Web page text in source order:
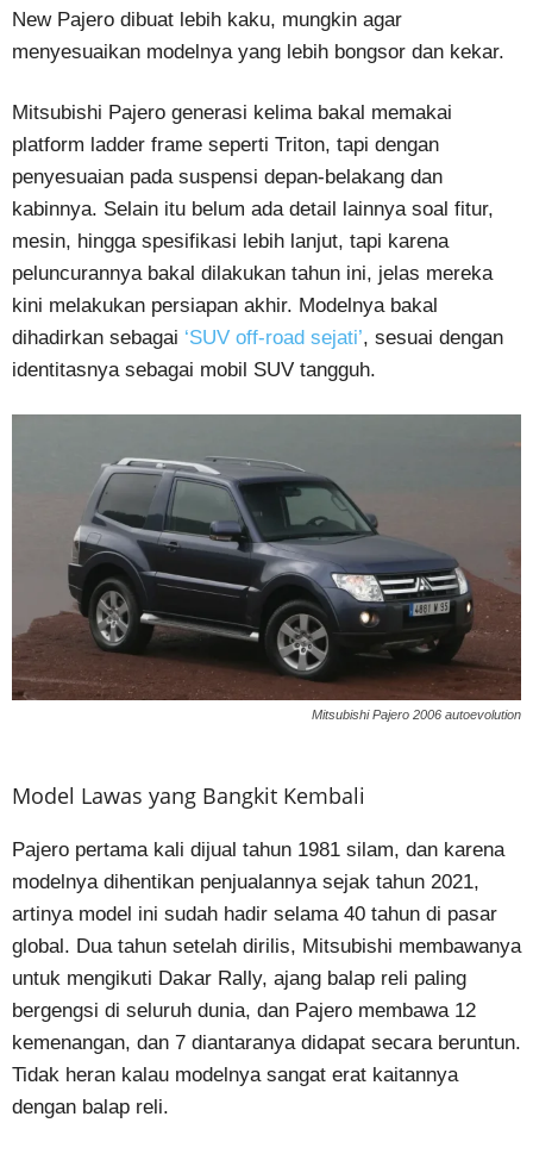
New Pajero dibuat lebih kaku, mungkin agar
menyesuaikan modelnya yang lebih bongsor dan kekar.
Mitsubishi Pajero generasi kelima bakal memakai
platform ladder frame seperti Triton, tapi dengan
penyesuaian pada suspensi depan-belakang dan
kabinnya. Selain itu belum ada detail lainnya soal fitur,
mesin, hingga spesifikasi lebih lanjut, tapi karena
peluncurannya bakal dilakukan tahun ini, jelas mereka
kini melakukan persiapan akhir. Modelnya bakal
dihadirkan sebagai ‘SUV off-road sejati’, sesuai dengan
identitasnya sebagai mobil SUV tangguh.
Mitsubishi Pajero 2006 autoevolution
Model Lawas yang Bangkit Kembali
Pajero pertama kali dijual tahun 1981 silam, dan karena
modelnya dihentikan penjualannya sejak tahun 2021,
artinya model ini sudah hadir selama 40 tahun di pasar
global. Dua tahun setelah dirilis, Mitsubishi membawanya
untuk mengikuti Dakar Rally, ajang balap reli paling
bergengsi di seluruh dunia, dan Pajero membawa 12
kemenangan, dan 7 diantaranya didapat secara beruntun.
Tidak heran kalau modelnya sangat erat kaitannya
dengan balap reli.